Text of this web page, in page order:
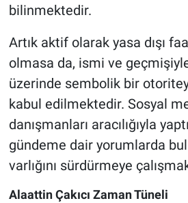
bilinmektedir.
Artık aktif olarak yasa dışı
olmasa da, ismi ve
üzerinde sembolik bir
kabul edilmektedir. Sosyal
danışmanları aracılığıyla
gündeme dair yorumlarda
varlığını sürdürmeye
Alaattin Çakıcı Zaman Tüneli